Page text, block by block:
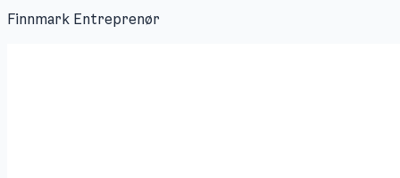
Finnmark Entreprenør